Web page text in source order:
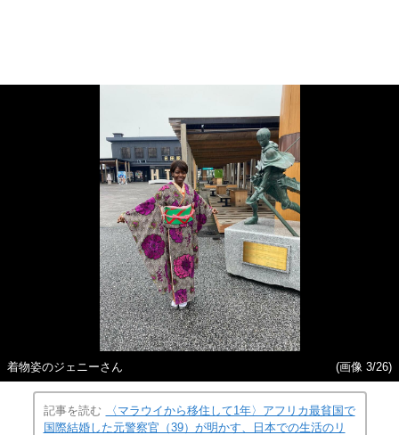
着物姿のジェニーさん (画像 3/26)
記事を読む
〈マラウイから移住して1年〉アフリカ最貧国で
国際結婚した元警察官（39）が明かす、日本での生活のリ